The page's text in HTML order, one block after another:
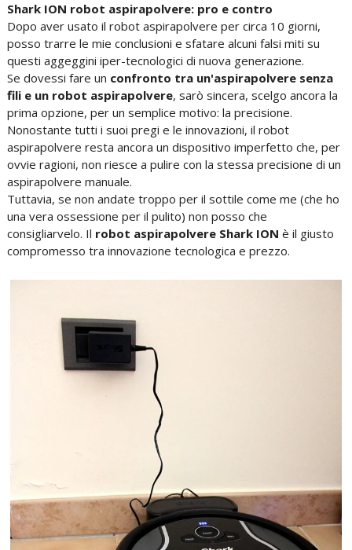
Shark ION robot aspirapolvere: pro e contro
Dopo aver usato il robot aspirapolvere per circa 10 giorni,
posso trarre le mie conclusioni e sfatare alcuni falsi miti su
questi aggeggini iper-tecnologici di nuova generazione.
Se dovessi fare un confronto tra un'aspirapolvere senza
fili e un robot aspirapolvere, sarò sincera, scelgo ancora la
prima opzione, per un semplice motivo: la precisione.
Nonostante tutti i suoi pregi e le innovazioni, il robot
aspirapolvere resta ancora un dispositivo imperfetto che, per
ovvie ragioni, non riesce a pulire con la stessa precisione di un
aspirapolvere manuale.
Tuttavia, se non andate troppo per il sottile come me (che ho
una vera ossessione per il pulito) non posso che
consigliarvelo. Il robot aspirapolvere Shark ION è il giusto
compromesso tra innovazione tecnologica e prezzo.